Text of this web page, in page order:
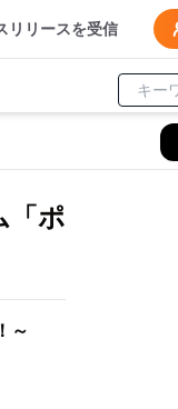
リリースを受信
「ポ
～